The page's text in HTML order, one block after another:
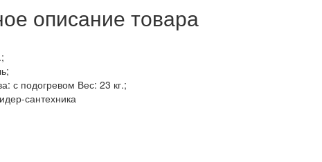
описание товара
с подогревом Вес: 23 кг.;
сантехника